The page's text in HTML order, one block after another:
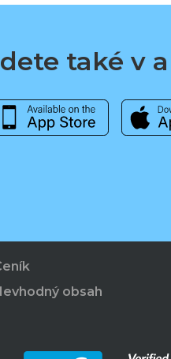
také v
obsah